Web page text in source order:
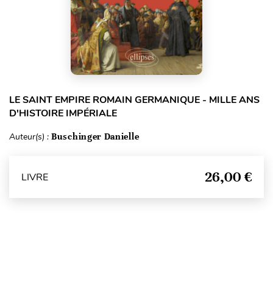
LE SAINT EMPIRE ROMAIN GERMANIQUE - MILLE ANS
D'HISTOIRE IMPÉRIALE
Auteur(s) : Buschinger Danielle
LIVRE 26,00 €